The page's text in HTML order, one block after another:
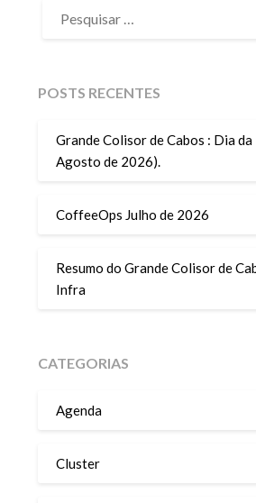
POR:
POSTS RECENTES
Grande Colisor de Cabos : Dia
Agosto de 2026).
CoffeeOps Julho de 2026
Resumo do Grande Colisor de
Infra
CATEGORIAS
Agenda
Cluster